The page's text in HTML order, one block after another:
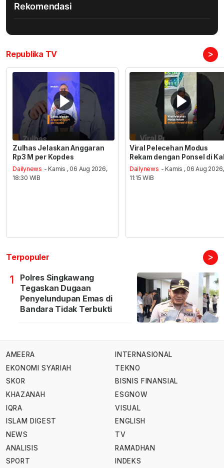
Rekomendasi
Republika TV >
Zulhas Jelaskan Anggaran
Rp3 M per Kopdes
Dailynews - Kamis , 06 Aug 2026,
18:30 WIB
Viral Pelecehan Modus
Rekam dengan Ponsel di
Dailynews - Kamis , 06 Aug 2026,
11:15 WIB
Terpopuler >
1
Polres Singkawang
Tegaskan Dugaan
Penyelundupan Emas di
Bandara Tidak Terbukti
AMEERA
EKONOMI SYARIAH
SKOR
KHAZANAH
IQRA
ISLAM DIGEST
NEWS
ANALISIS
SPORT
INTERNASIONAL
TEKNO
BISNIS FINANSIAL
ESGNOW
VISUAL
ENGLISH
TV
RAMADHAN
INDEKS